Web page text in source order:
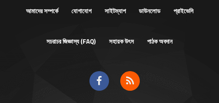
আমাদের সম্পর্কে যোগাযোগ সাইটম্যাপ ডাউনলোড প্রাইভেসি
সচরাচর জিজ্ঞাস্য (FAQ) সহায়ক উৎস পাঠক অবদান